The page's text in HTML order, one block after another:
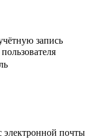
запись
электронной почты